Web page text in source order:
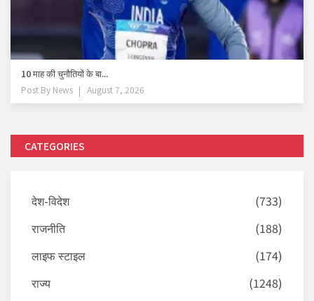
10 माह की चुनौतियों के बा...
Post By News August 7, 2026
CATEGORIES
देश-विदेश
(733)
राजनीति
(188)
लाइफ स्टाइल
(174)
राज्य
(1248)